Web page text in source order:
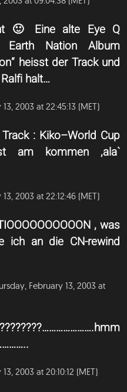
🙂 Eine alte Eye Q
Earth Nation Album
heisst der Track und
halt…
2003 at 22:45:13 (MET)
: Kiko–World Cup
am kommen ,ala`
2003 at 22:12:46 (MET)
, was
ich an die CN-rewind
February 13, 2003 at
2003 at 20:10:12 (MET)